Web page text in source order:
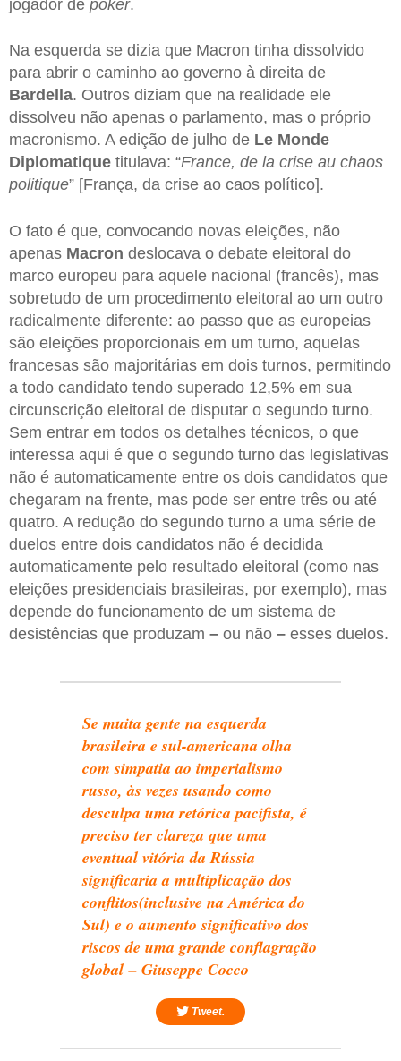
jogador de poker.
Na esquerda se dizia que Macron tinha dissolvido
para abrir o caminho ao governo à direita de
Bardella. Outros diziam que na realidade ele
dissolveu não apenas o parlamento, mas o próprio
macronismo. A edição de julho de Le Monde
Diplomatique titulava: “France, de la crise au chaos
politique” [França, da crise ao caos político].
O fato é que, convocando novas eleições, não
apenas Macron deslocava o debate eleitoral do
marco europeu para aquele nacional (francês), mas
sobretudo de um procedimento eleitoral ao um outro
radicalmente diferente: ao passo que as europeias
são eleições proporcionais em um turno, aquelas
francesas são majoritárias em dois turnos, permitindo
a todo candidato tendo superado 12,5% em sua
circunscrição eleitoral de disputar o segundo turno.
Sem entrar em todos os detalhes técnicos, o que
interessa aqui é que o segundo turno das legislativas
não é automaticamente entre os dois candidatos que
chegaram na frente, mas pode ser entre três ou até
quatro. A redução do segundo turno a uma série de
duelos entre dois candidatos não é decidida
automaticamente pelo resultado eleitoral (como nas
eleições presidenciais brasileiras, por exemplo), mas
depende do funcionamento de um sistema de
desistências que produzam – ou não – esses duelos.
Se muita gente na esquerda
brasileira e sul-americana olha
com simpatia ao imperialismo
russo, às vezes usando como
desculpa uma retórica pacifista, é
preciso ter clareza que uma
eventual vitória da Rússia
significaria a multiplicação dos
conflitos(inclusive na América do
Sul) e o aumento significativo dos
riscos de uma grande conflagração
global– Giuseppe Cocco
Tweet.